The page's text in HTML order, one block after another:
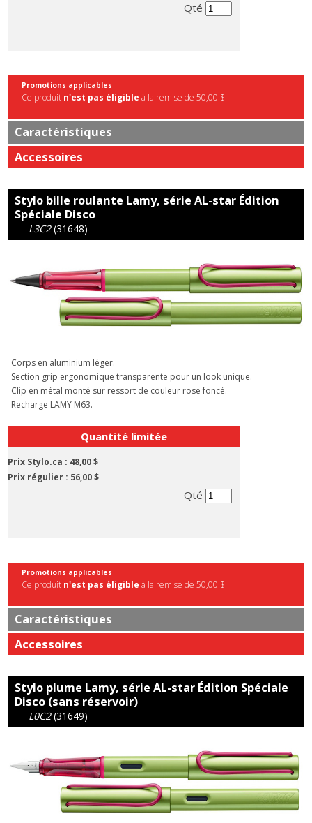
Qté
Promotions applicables
Ce produit n'est pas éligible à la remise de 50,00 $.
Caractéristiques
Accessoires
Stylo bille roulante Lamy, série AL-star Édition
Spéciale Disco
L3C2 (31648)
Corps en aluminium léger.
Section grip ergonomique transparente pour un look unique.
Clip en métal monté sur ressort de couleur rose foncé.
Recharge LAMY M63.
Quantité limitée
Prix Stylo.ca : 48,00 $
Prix régulier : 56,00 $
Qté
Promotions applicables
Ce produit n'est pas éligible à la remise de 50,00 $.
Caractéristiques
Accessoires
Stylo plume Lamy, série AL-star Édition Spéciale
Disco (sans réservoir)
L0C2 (31649)